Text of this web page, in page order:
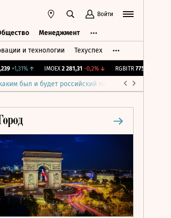
Войти
Менеджмент
и технологии Техуспех
+1,31%↑ IMOEX 2 281,31 -0,2%↓ RGBITR 775,48
был и будет российский парламент